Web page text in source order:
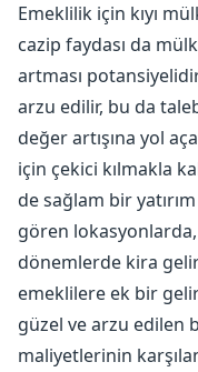
Emeklilik için kıyı
cazip faydası da
artması
arzu edilir, bu da
değer artışına yol
için çekici kılmakla
de sağlam bir
gören
dönemlerde kira
emeklilere ek bir
güzel ve arzu edilen
maliyetlerinin